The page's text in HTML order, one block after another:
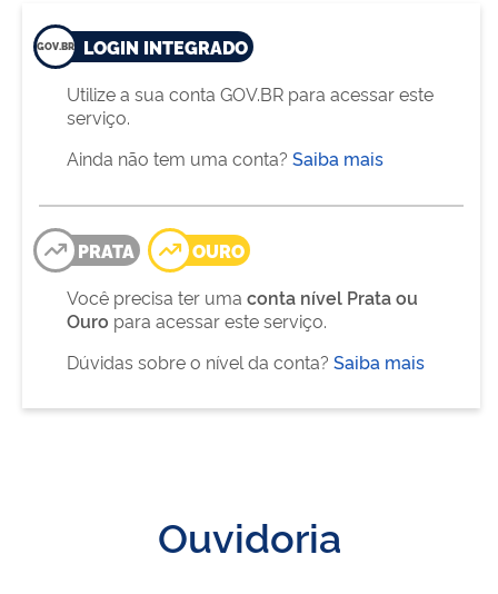
LOGIN INTEGRADO
Utilize a sua conta GOV.BR para acessar este
serviço.
Ainda não tem uma conta? Saiba mais
PRATA
OURO
Você precisa ter uma conta nível Prata ou
Ouro para acessar este serviço.
Dúvidas sobre o nível da conta? Saiba mais
Ouvidoria